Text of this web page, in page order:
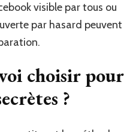
visible par tous ou
par hasard peuvent
choisir pour
?